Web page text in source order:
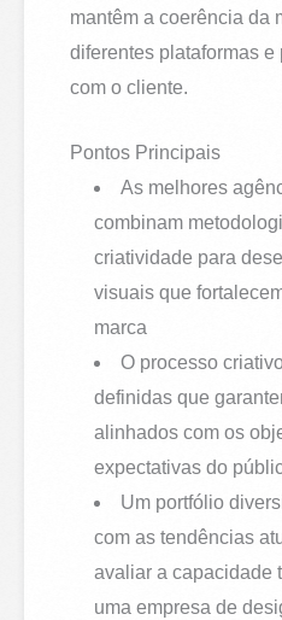
mantêm a coerência da
diferentes plataformas e
com o cliente.
Pontos Principais
As melhores
combinam
criatividade para
visuais que
marca
O processo
definidas que
alinhados com os
expectativas do
Um portfólio
com as tendências
avaliar a capacidade
uma empresa de